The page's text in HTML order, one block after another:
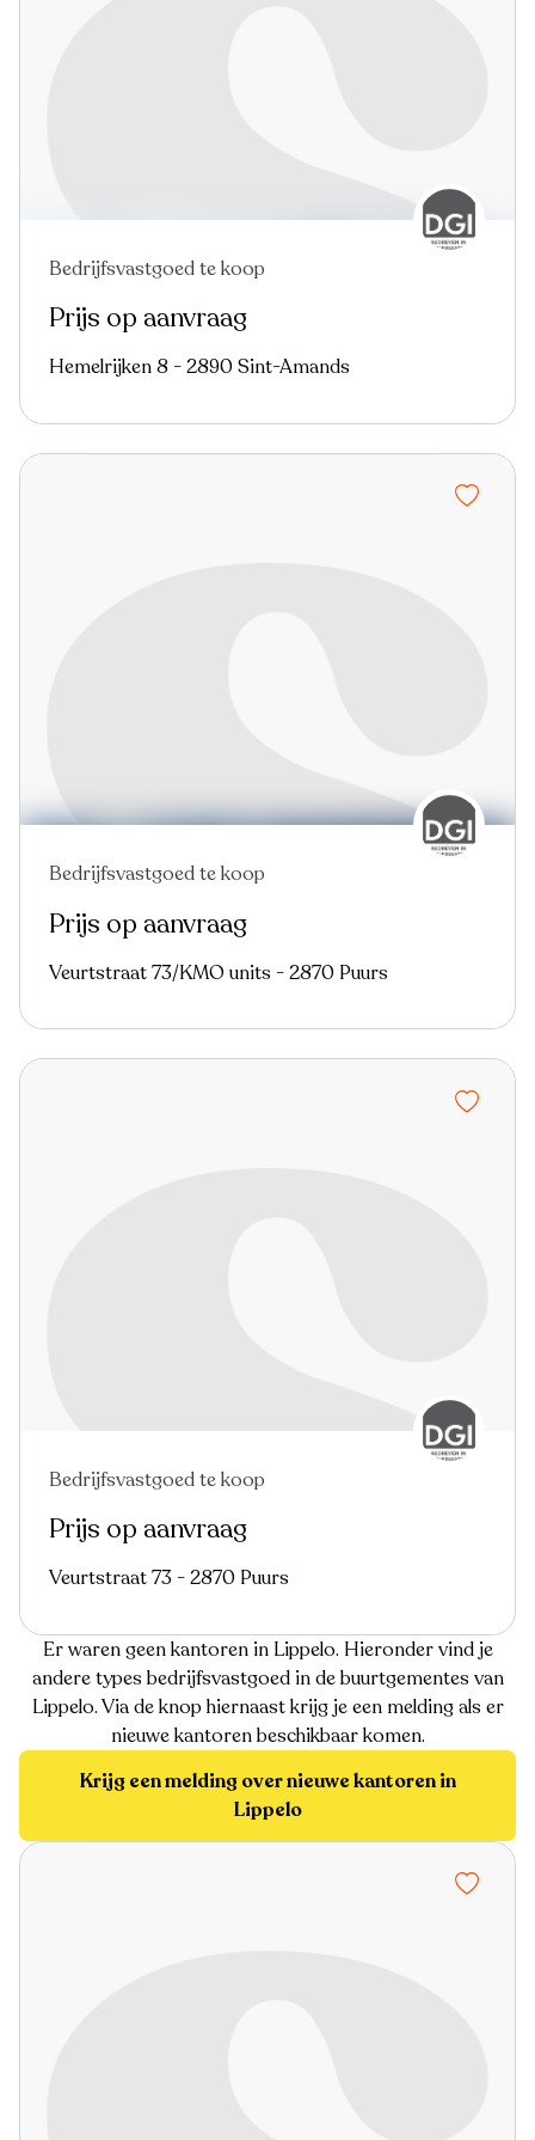
Bedrijfsvastgoed te koop
Prijs op aanvraag
Hemelrijken 8 - 2890 Sint-Amands
Bedrijfsvastgoed te koop
Prijs op aanvraag
Veurtstraat 73/KMO units - 2870 Puurs
Bedrijfsvastgoed te koop
Prijs op aanvraag
Veurtstraat 73 - 2870 Puurs
Er waren geen kantoren in Lippelo. Hieronder vind je
andere types bedrijfsvastgoed in de buurtgementes van
Lippelo. Via de knop hiernaast krijg je een melding als er
nieuwe kantoren beschikbaar komen.
Krijg een melding over nieuwe kantoren in
Lippelo